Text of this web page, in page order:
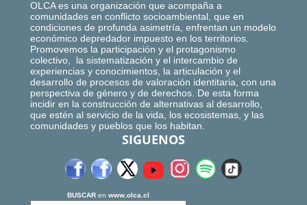
OLCA es una organización que acompaña a
comunidades en conflicto socioambiental, que en
condiciones de profunda asimetría, enfrentan un modelo
económico depredador impuesto en los territorios.
Promovemos la participación y el protagonismo
colectivo, la sistematización y el intercambio de
experiencias y conocimientos, la articulación y el
desarrollo de procesos de valoración identitaria, con una
perspectiva de género y de derechos. De esta forma
incidir en la construcción de alternativas al desarrollo,
que estén al servicio de la vida, los ecosistemas, y las
comunidades y pueblos que los habitan.
SIGUENOS
BUSCAR en www.olca.cl